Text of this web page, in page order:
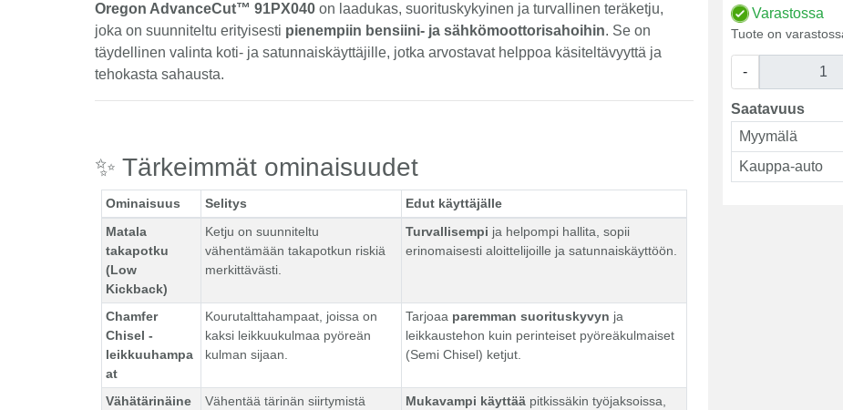
Oregon AdvanceCut™ 91PX040 on laadukas, suorituskykyinen ja turvallinen teräketju,
joka on suunniteltu erityisesti pienempiin bensiini- ja sähkömoottorisahoihin. Se on
täydellinen valinta koti- ja satunnaiskäyttäjille, jotka arvostavat helppoa käsiteltävyyttä ja
tehokasta sahausta.
✨ Tärkeimmät ominaisuudet
Ominaisuus Selitys
Edut käyttäjälle
Matala
takapotku
(Low
Kickback)
Ketju on suunniteltu
vähentämään takapotkun riskiä
merkittävästi.
Turvallisempi ja helpompi hallita, sopii
erinomaisesti aloittelijoille ja satunnaiskäyttöön.
Chamfer
Chisel -
leikkuuhampa
at
Kourutalttahampaat, joissa on
kaksi leikkuukulmaa pyöreän
kulman sijaan.
Tarjoaa paremman suorituskyvyn ja
leikkaustehon kuin perinteiset pyöreäkulmaiset
(Semi Chisel) ketjut.
Vähätärinäine
Vähentää tärinän siirtymistä
Mukavampi käyttää pitkissäkin työjaksoissa,
Varastossa
Tuote on
-
Saatavuus
Myymälä
Kauppa-auto